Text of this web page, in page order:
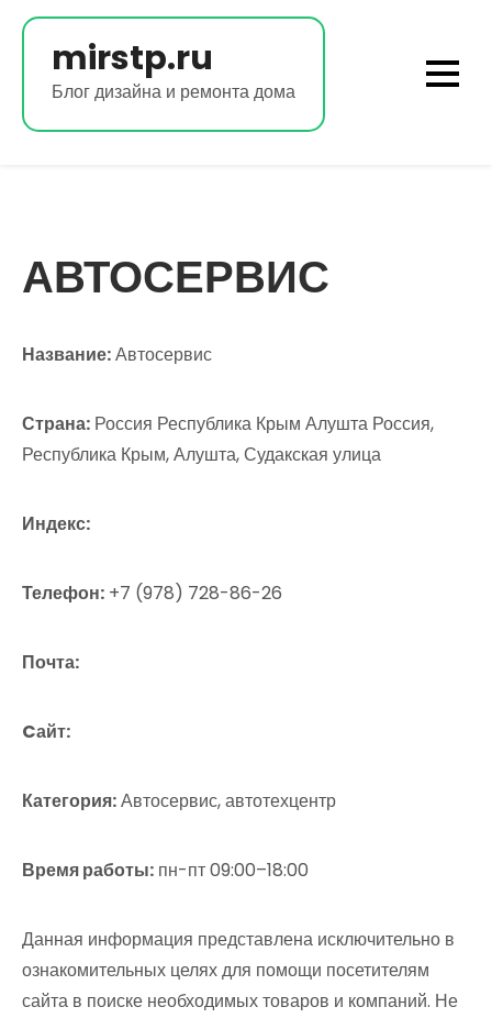
Перейти
содержимомуmirstp.ru
Блог дизайна и ремонта дома
АВТОСЕРВИС
Название:Автосервис
Страна: Россия Республика Крым Алушта Россия,
Республика Крым, Алушта, Судакская улица
Индекс:
Телефон: +7 (978) 728-86-26
Почта:
Cайт:
Категория:Автосервис, автотехцентр
Время работы: пн-пт 09:00–18:00
Данная информация представлена исключительно в
ознакомительных целях для помощи посетителям
сайта в поиске необходимых товаров и компаний. Не